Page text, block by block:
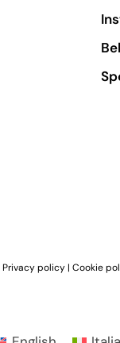
Privacy policy| Cookie